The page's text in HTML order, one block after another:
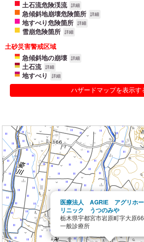
土石流危険渓流
詳細
急傾斜地崩壊危険箇所 詳細
地すべり危険箇所 詳細
雪崩危険箇所 詳細
土砂災害警戒区域
急傾斜地の崩壊
詳細
土石流 詳細
地すべり 詳細
ハザードマップを表示す
医療法人 AGRIE アグリホ
リニック うつのみや
栃木県宇都宮市岩原町字大原
一般診療所